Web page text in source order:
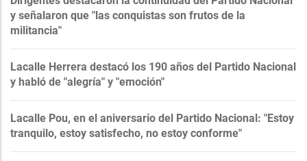
y señalaron que "las conquistas son frutos de la
militancia"
Lacalle Herrera destacó los 190 años del Partido Nacional
y habló de "alegría" y "emoción"
Lacalle Pou, en el aniversario del Partido Nacional: "Estoy
tranquilo, estoy satisfecho, no estoy conforme"